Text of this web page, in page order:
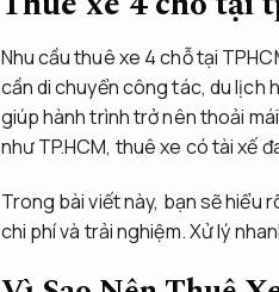
Nhu cầu thuê xe 4 chỗ tại
cần di chuyển công tác, du lịch
giúp hành trình trở nên thoải
như TP.HCM, thuê xe có tài xế
Trong bài viết này, bạn sẽ hiểu
chi phí và trải nghiệm.Xử lý